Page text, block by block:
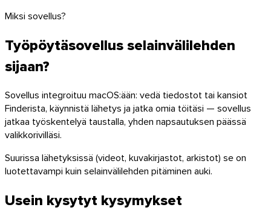
Miksi sovellus?
Työpöytäsovellus selainvälilehden
sijaan?
Sovellus integroituu macOS:ään: vedä tiedostot tai kansiot
Finderista, käynnistä lähetys ja jatka omia töitäsi — sovellus
jatkaa työskentelyä taustalla, yhden napsautuksen päässä
valikkorivilläsi.
Suurissa lähetyksissä (videot, kuvakirjastot, arkistot) se on
luotettavampi kuin selainvälilehden pitäminen auki.
Usein kysytyt kysymykset